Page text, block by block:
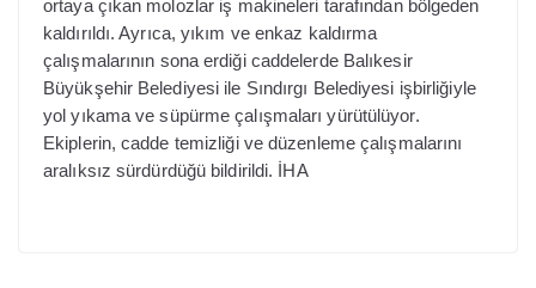
ortaya çıkan molozlar iş makineleri tarafından bölgeden
kaldırıldı.Ayrıca, yıkım ve enkaz kaldırma
çalışmalarının sona erdiği caddelerde Balıkesir
Büyükşehir Belediyesi ile Sındırgı Belediyesi işbirliğiyle
yol yıkama ve süpürme çalışmaları yürütülüyor.
Ekiplerin, cadde temizliği ve düzenleme çalışmalarını
aralıksız sürdürdüğü bildirildi. İHA